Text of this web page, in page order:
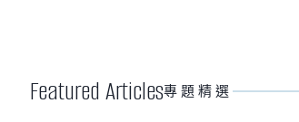
Featured Articles專題精選